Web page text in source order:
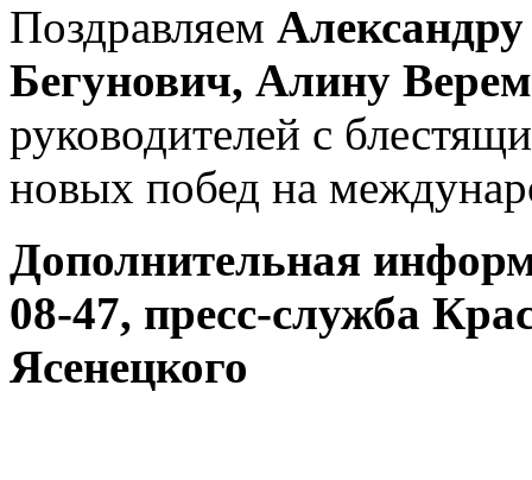
Поздравляем
Бегунович, Алину
руководителей с
новых побед на
Дополнительная
08-47, пресс-служба
Ясенецкого